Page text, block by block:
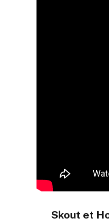
Skout et